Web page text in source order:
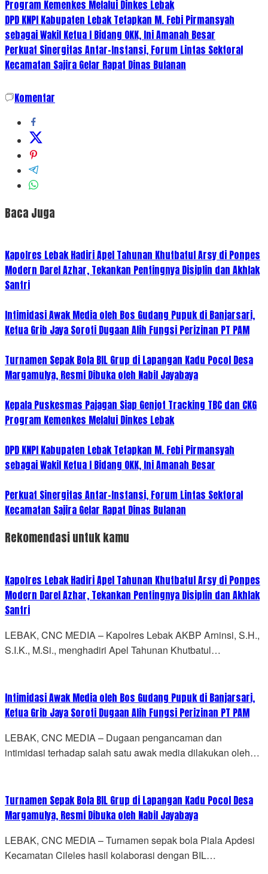
Program Kemenkes Melalui Dinkes Lebak
DPD KNPI Kabupaten Lebak Tetapkan M. Febi Pirmansyah
sebagai Wakil Ketua I Bidang OKK, Ini Amanah Besar
Perkuat Sinergitas Antar-Instansi, Forum Lintas Sektoral
Kecamatan Sajira Gelar Rapat Dinas Bulanan
Komentar
Baca Juga
Kapolres Lebak Hadiri Apel Tahunan Khutbatul Arsy di Ponpes
Modern Darel Azhar, Tekankan Pentingnya Disiplin dan Akhlak
Santri
Intimidasi Awak Media oleh Bos Gudang Pupuk di Banjarsari,
Ketua Grib Jaya Soroti Dugaan Alih Fungsi Perizinan PT PAM
Turnamen Sepak Bola BIL Grup di Lapangan Kadu Pocol Desa
Margamulya, Resmi Dibuka oleh Nabil Jayabaya
Kepala Puskesmas Pajagan Siap Genjot Tracking TBC dan CKG
Program Kemenkes Melalui Dinkes Lebak
DPD KNPI Kabupaten Lebak Tetapkan M. Febi Pirmansyah
sebagai Wakil Ketua I Bidang OKK, Ini Amanah Besar
Perkuat Sinergitas Antar-Instansi, Forum Lintas Sektoral
Kecamatan Sajira Gelar Rapat Dinas Bulanan
Rekomendasi untuk kamu
Kapolres Lebak Hadiri Apel Tahunan Khutbatul Arsy di Ponpes
Modern Darel Azhar, Tekankan Pentingnya Disiplin dan Akhlak
Santri
LEBAK, CNC MEDIA – Kapolres Lebak AKBP Arninsi, S.H.,
S.I.K., M.Si., menghadiri Apel Tahunan Khutbatul…
Intimidasi Awak Media oleh Bos Gudang Pupuk di Banjarsari,
Ketua Grib Jaya Soroti Dugaan Alih Fungsi Perizinan PT PAM
LEBAK, CNC MEDIA – Dugaan pengancaman dan
intimidasi terhadap salah satu awak media dilakukan oleh…
Turnamen Sepak Bola BIL Grup di Lapangan Kadu Pocol Desa
Margamulya, Resmi Dibuka oleh Nabil Jayabaya
LEBAK, CNC MEDIA – Turnamen sepak bola Piala Apdesi
Kecamatan Cileles hasil kolaborasi dengan BIL…